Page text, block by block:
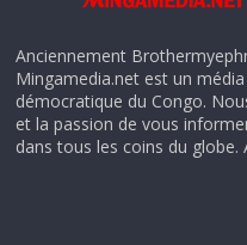
Anciennement
Mingamedia.net est un
démocratique du Congo.
et la passion de vous
dans tous les coins du